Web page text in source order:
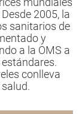
2005, la
sanitarios de
y
a la OMS a
conlleva